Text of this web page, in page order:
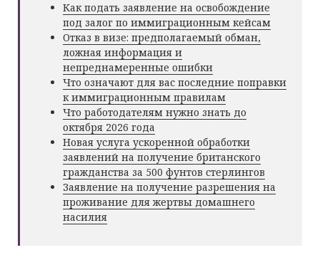
Как подать заявление на освобождение
под залог по иммиграционным кейсам
Отказ в визе: предполагаемый обман,
ложная информация и
непреднамеренные ошибки
Что означают для вас последние поправки
к иммиграционным правилам
Что работодателям нужно знать до
октября 2026 года
Новая услуга ускоренной обработки
заявлений на получение британского
гражданства за 500 фунтов стерлингов
Заявление на получение разрешения на
проживание для жертвы домашнего
насилия